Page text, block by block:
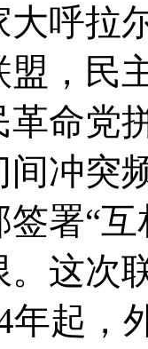
呼拉
盟，民
命党
间冲突
署“
。这次
年起，